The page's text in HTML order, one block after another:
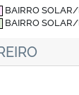
BAIRRO
BAIRRO